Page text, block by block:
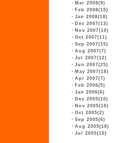
・ Mar 2008(9)
・ Feb 2008(15)
・ Jan 2008(18)
・ Dec 2007(13)
・ Nov 2007(10)
・ Oct 2007(11)
・ Sep 2007(15)
・ Aug 2007(7)
・ Jul 2007(12)
・ Jun 2007(25)
・ May 2007(18)
・ Apr 2007(7)
・ Feb 2006(5)
・ Jan 2006(6)
・ Dec 2005(10)
・ Nov 2005(10)
・ Oct 2005(2)
・ Sep 2005(6)
・ Aug 2005(18)
・ Jul 2005(10)